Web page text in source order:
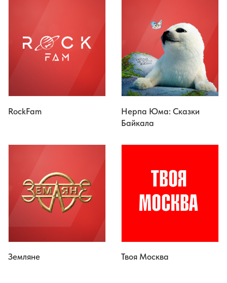
RockFam
Нерпа Юма: Сказки
Байкала
Земляне Твоя Москва